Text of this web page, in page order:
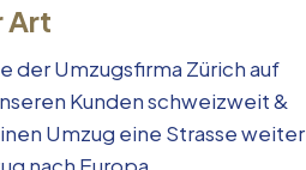
Art
der Umzugsfirma Zürich auf
Kunden schweizweit &
Umzug eine Strasse weiter